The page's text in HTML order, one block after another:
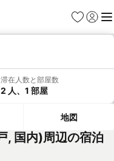
お気に入り
ログイ
メ
滞在人数と部屋数
2 人、1 部屋
地図
, 国内)周辺の宿泊